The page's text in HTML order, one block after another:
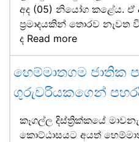
අද (05) නියෝග කළේය. ඒ
ප්‍රමාදයකින් තොරව නැවත
ද Read more
හෙම්මාතගම ජාතික
ගුරුවරියකගෙන්
කෑගල්ල දිස්ත්‍රික්කයේ
කොට්ඨාසයට අයත්